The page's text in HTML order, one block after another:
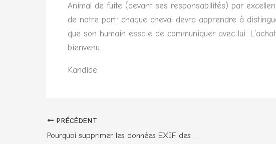
Animal de fuite (devant ses responsabilités) par
de notre part: chaque cheval devra apprendre à
que son humain essaie de communiquer avec lui.
bienvenu.
Kandide
PRÉCÉDENT